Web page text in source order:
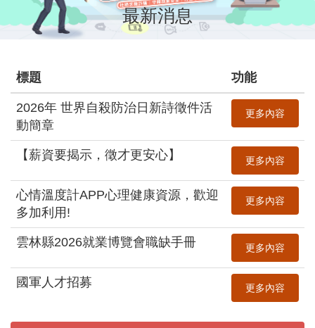
最新消息
標題 功能
2026年 世界自殺防治日新詩徵件活
動簡章
更多內容
【薪資要揭示，徵才更安心】 更多內容
心情溫度計APP心理健康資源，歡迎
多加利用!
更多內容
雲林縣2026就業博覽會職缺手冊 更多內容
國軍人才招募 更多內容